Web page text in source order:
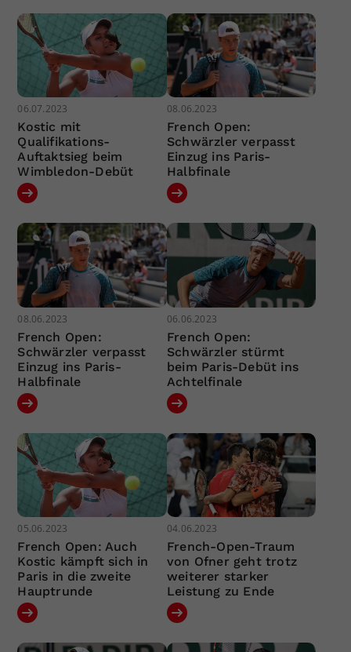
06.07.2023
Kostic mit
Qualifikations-
Auftaktsieg beim
Wimbledon-Debüt
08.06.2023
French Open:
Schwärzler verpasst
Einzug ins Paris-
Halbfinale
08.06.2023
French Open:
Schwärzler verpasst
Einzug ins Paris-
Halbfinale
06.06.2023
French Open:
Schwärzler stürmt
beim Paris-Debüt ins
Achtelfinale
05.06.2023
French Open: Auch
Kostic kämpft sich in
Paris in die zweite
Hauptrunde
04.06.2023
French-Open-Traum
von Ofner geht trotz
weiterer starker
Leistung zu Ende